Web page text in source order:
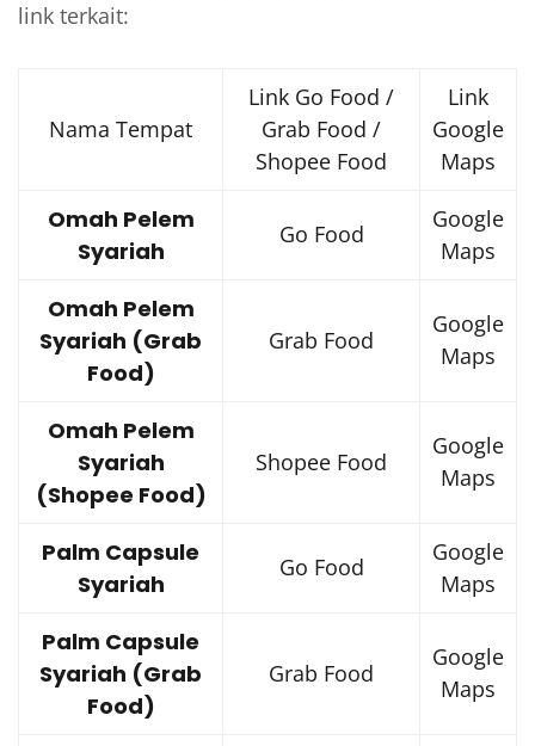
link terkait:
Nama Tempat
Link Go Food /
Grab Food /
Shopee Food
Link
Google
Maps
Omah Pelem
Syariah
Go Food
Google
Maps
Omah Pelem
Syariah (Grab
Food)
Grab Food
Google
Maps
Omah Pelem
Syariah
(Shopee Food)
Shopee Food
Google
Maps
Palm Capsule
Syariah
Go Food
Google
Maps
Palm Capsule
Syariah (Grab
Food)
Grab Food
Google
Maps